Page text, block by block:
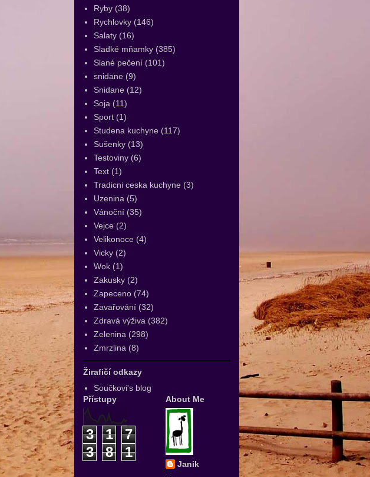
Ryby (38)
Rychlovky (146)
Salaty (16)
Sladké mňamky (385)
Slané pečení (101)
snidane (9)
Snidane (12)
Soja (11)
Sport (1)
Studena kuchyne (117)
Sušenky (13)
Testoviny (6)
Text (1)
Tradicni ceska kuchyne (3)
Uzenina (5)
Vánoční (35)
Vejce (2)
Velikonoce (4)
Vicky (2)
Wok (1)
Zakusky (2)
Zapeceno (74)
Zavařování (32)
Zdravá výživa (382)
Zelenina (298)
Zmrzlina (8)
Žirafičí odkazy
Součkovi's blog
Přístupy
3 1
7
3
8 1
About Me
Janik